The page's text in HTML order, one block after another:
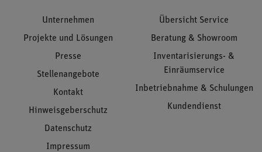
Unternehmen
Projekte und Lösungen
Presse
Stellenangebote
Kontakt
Hinweisgeberschutz
Datenschutz
Impressum
Übersicht Service
Beratung & Showroom
Inventarisierungs- &
Einräumservice
Inbetriebnahme & Schulungen
Kundendienst